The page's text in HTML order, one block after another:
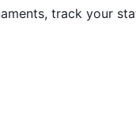
track your